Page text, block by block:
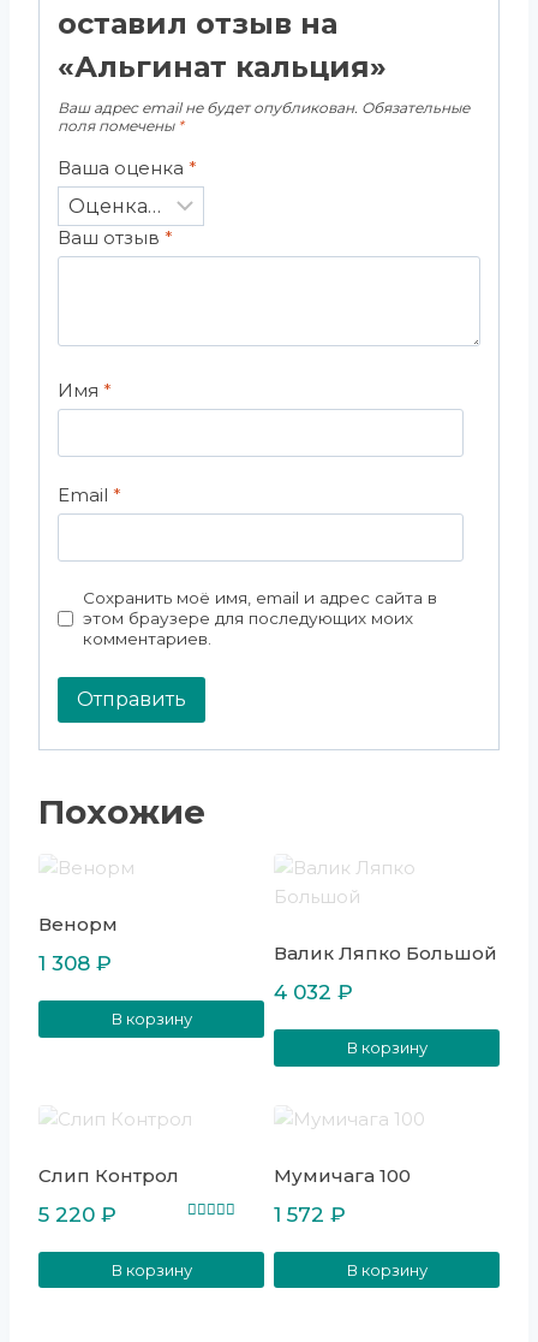
оставил отзыв на
«Альгинат кальция»
Ваш адрес email не будет опубликован. Обязательные
поля помечены *
Ваша оценка *
Ваш отзыв *
Имя *
Email *
Сохранить моё имя, email и адрес сайта в
этом браузере для последующих моих
комментариев.
Похожие
Венорм
1 308 ₽
В корзину
Валик Ляпко Большой
4 032 ₽
В корзину
Слип Контрол
5 220 ₽
В корзину
Мумичага 100
1 572 ₽
В корзину